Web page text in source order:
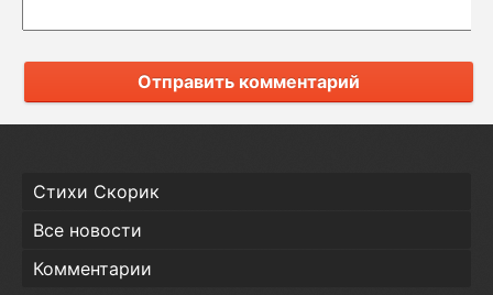
Отправить комментарий
Стихи Скорик
Все новости
Комментарии